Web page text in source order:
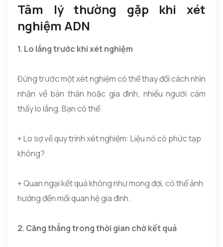
Tâm lý thường gặp khi xét
nghiệm ADN
1. Lo lắng trước khi xét nghiệm
Đứng trước một xét nghiệm có thể thay đổi cách nhìn
nhận về bản thân hoặc gia đình, nhiều người cảm
thấy lo lắng. Bạn có thể:
+ Lo sợ về quy trình xét nghiệm: Liệu nó có phức tạp
không?
+ Quan ngại kết quả không như mong đợi, có thể ảnh
hưởng đến mối quan hệ gia đình.
2. Căng thẳng trong thời gian chờ kết quả